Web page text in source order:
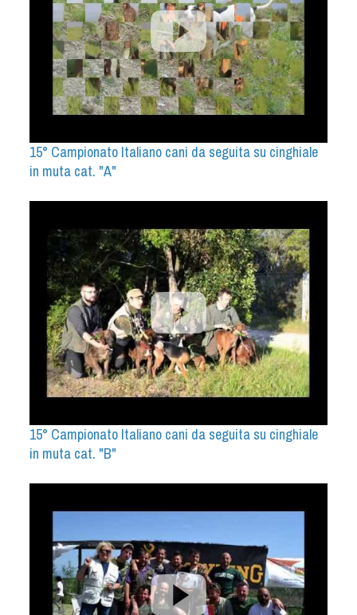
15° Campionato Italiano cani da seguita su cinghiale
in muta cat. "A"
15° Campionato Italiano cani da seguita su cinghiale
in muta cat. "B"